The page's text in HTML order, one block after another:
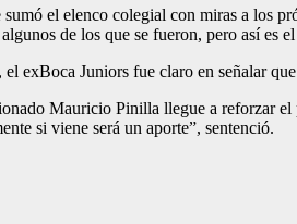
el elenco colegial con miras a los
de los que se fueron, pero así es
exBoca Juniors fue claro en señalar
Mauricio Pinilla llegue a reforzar
si viene será un aporte”, sentenció.